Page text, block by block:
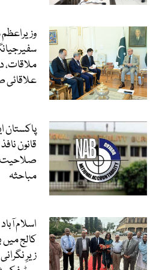
ملاقات،
علاقائی
پاکستان
قانون
صلاحیت
مباحثہ
اسلام
کالج میں
زیرِ